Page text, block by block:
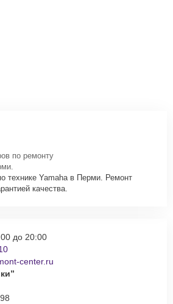
по ремонту
технике Yamaha в Перми. Ремонт
качества.
до 20:00
center.ru